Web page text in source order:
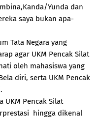
Yunda dan
saya bukan apa-
Tata Negara yang
agar UKM Pencak Silat
oleh mahasiswa yang
diri, serta UKM Pencak
UKM Pencak Silat
hingga dikenal